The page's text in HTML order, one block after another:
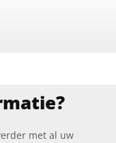
met al uw